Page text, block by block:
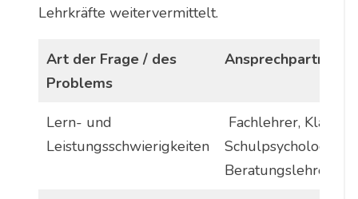
Lehrkräfte weitervermittelt.
Art der Frage / des
Problems
Ansprechpartner
Lern- und
Leistungsschwierigkeiten
Fachlehrer,
Schulpsychologin,
Beratungslehrerin